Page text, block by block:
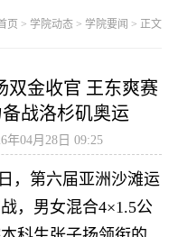
页 >学院动态 >学院要闻 > 正文
双金收官 王东爽赛
战洛杉矶奥运
年04月28日 09:25
，第六届亚洲沙滩运
，男女混合4×1.5公